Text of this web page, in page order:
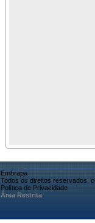
Embrapa
Todos os direitos reservados,
Política de Privacidade
Área Restrita